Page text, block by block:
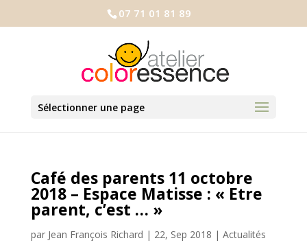
07 71 01 81 89
Sélectionner une page
Café des parents 11 octobre
2018 – Espace Matisse : « Etre
parent, c’est … »
par Jean François Richard | 22, Sep 2018 | Actualités